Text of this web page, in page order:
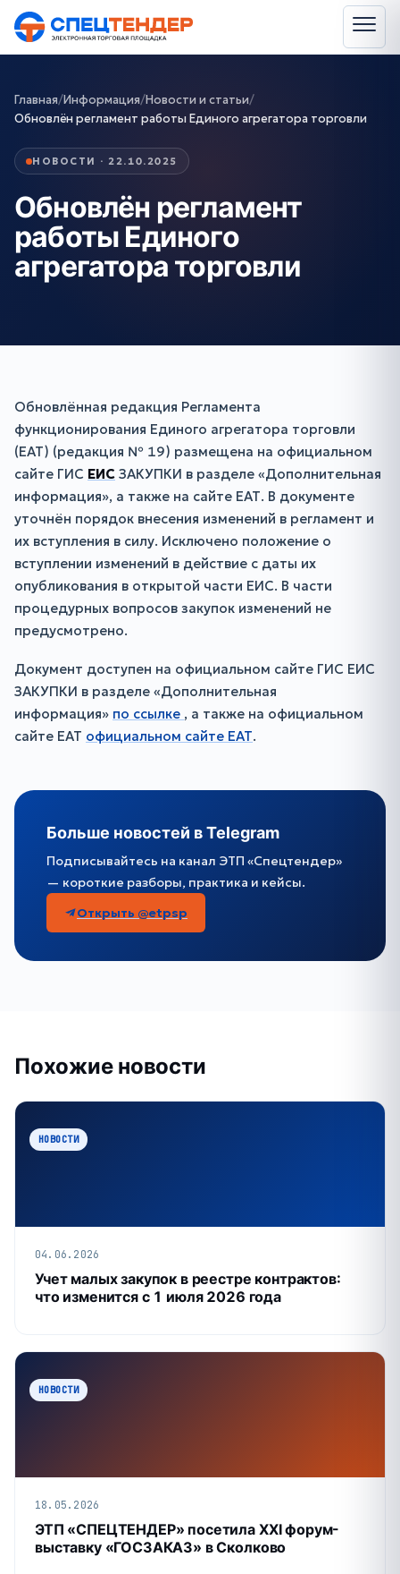
Главная/Информация/Новости и статьи/
Обновлён регламент работы Единого агрегатора торговли
НОВОСТИ · 22.10.2025
Обновлён регламент
работы Единого
агрегатора торговли
Обновлённая редакция Регламента
функционирования Единого агрегатора торговли
(ЕАТ) (редакция № 19) размещена на официальном
сайте ГИС ЕИС ЗАКУПКИ в разделе «Дополнительная
информация», а также на сайте ЕАТ. В документе
уточнён порядок внесения изменений в регламент и
их вступления в силу. Исключено положение о
вступлении изменений в действие с даты их
опубликования в открытой части ЕИС. В части
процедурных вопросов закупок изменений не
предусмотрено.
Документ доступен на официальном сайте ГИС ЕИС
ЗАКУПКИ в разделе «Дополнительная
информация» по ссылке , а также на официальном
сайте ЕАТ официальном сайте ЕАТ.
Больше новостей в Telegram
Подписывайтесь на канал ЭТП «Спецтендер»
— короткие разборы, практика и кейсы.
Открыть @etpsp
Похожие новости
НОВОСТИ
04.06.2026
Учет малых закупок в реестре контрактов:
что изменится с 1 июля 2026 года
НОВОСТИ
18.05.2026
ЭТП «СПЕЦТЕНДЕР» посетила XXI форум-
выставку «ГОСЗАКАЗ» в Сколково